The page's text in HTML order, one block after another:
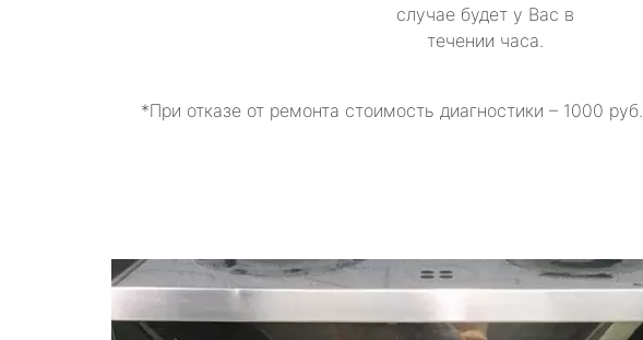
случае будет у Вас в
течении часа.
*При отказе от ремонта стоимость диагностики – 1000 руб.